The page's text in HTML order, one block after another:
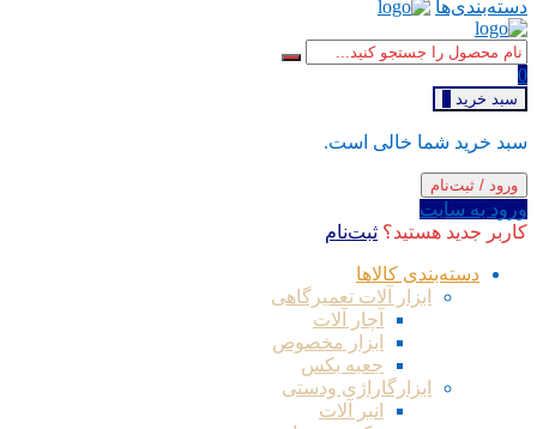
دسته‌بندی‌ها
0
سبد خرید
سبد خرید شما خالی است.
ورود / ثبت‌نام
ورود به سایت
کاربر جدید هستید؟ ثبت‌نام
دسته‌بندی کالاها
ابزار آلات تعمیرگاهی
آچار آلات
ابزار مخصوص
جعبه بکس
ابزارگاراژی ودستی
انبر آلات